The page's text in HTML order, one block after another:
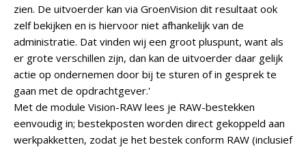
zien. De uitvoerder kan via GroenVision dit resultaat ook
zelf bekijken en is hiervoor niet afhankelijk van de
administratie. Dat vinden wij een groot pluspunt, want als
er grote verschillen zijn, dan kan de uitvoerder daar gelijk
actie op ondernemen door bij te sturen of in gesprek te
gaan met de opdrachtgever.'
Met de module Vision-RAW lees je RAW-bestekken
eenvoudig in; bestekposten worden direct gekoppeld aan
werkpakketten, zodat je het bestek conform RAW (inclusief